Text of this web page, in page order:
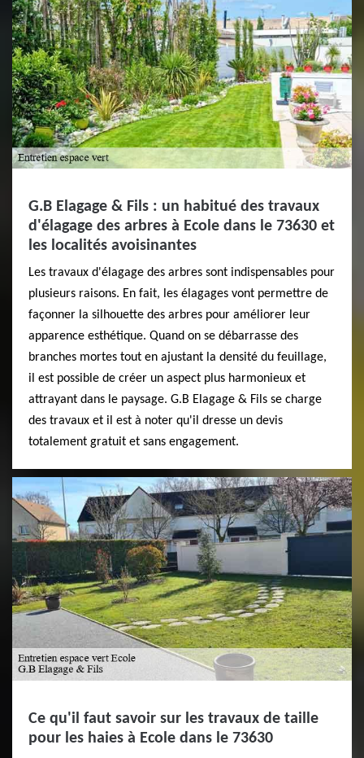
G.B Elagage & Fils : un habitué des travaux
d'élagage des arbres à Ecole dans le 73630 et
les localités avoisinantes
Les travaux d'élagage des arbres sont indispensables pour
plusieurs raisons. En fait, les élagages vont permettre de
façonner la silhouette des arbres pour améliorer leur
apparence esthétique. Quand on se débarrasse des
branches mortes tout en ajustant la densité du feuillage,
il est possible de créer un aspect plus harmonieux et
attrayant dans le paysage. G.B Elagage & Fils se charge
des travaux et il est à noter qu'il dresse un devis
totalement gratuit et sans engagement.
Ce qu'il faut savoir sur les travaux de taille
pour les haies à Ecole dans le 73630